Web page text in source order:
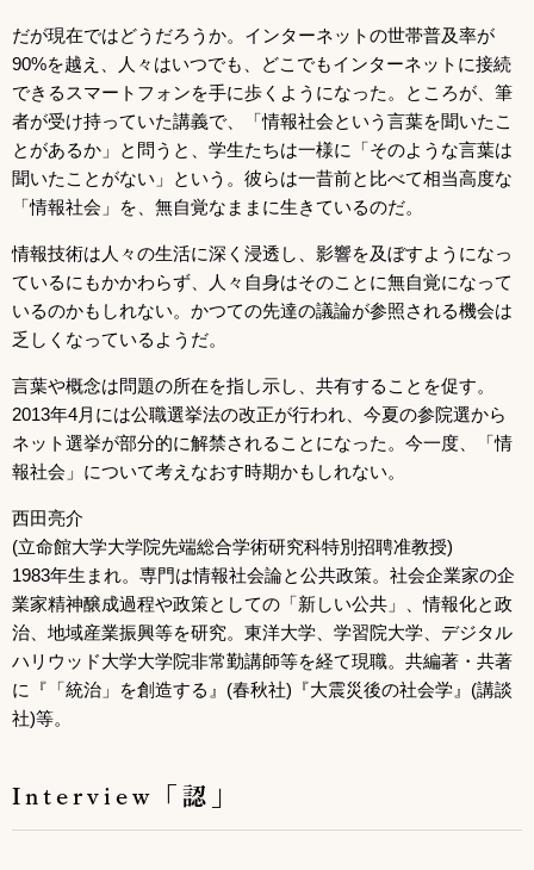
だが現在ではどうだろうか。インターネットの世帯普及率が
90%を越え、人々はいつでも、どこでもインターネットに接続
できるスマートフォンを手に歩くようになった。ところが、筆
者が受け持っていた講義で、「情報社会という言葉を聞いたこ
とがあるか」と問うと、学生たちは一様に「そのような言葉は
聞いたことがない」という。彼らは一昔前と比べて相当高度な
「情報社会」を、無自覚なままに生きているのだ。
情報技術は人々の生活に深く浸透し、影響を及ぼすようになっ
ているにもかかわらず、人々自身はそのことに無自覚になって
いるのかもしれない。かつての先達の議論が参照される機会は
乏しくなっているようだ。
言葉や概念は問題の所在を指し示し、共有することを促す。
2013年4月には公職選挙法の改正が行われ、今夏の参院選から
ネット選挙が部分的に解禁されることになった。今一度、「情
報社会」について考えなおす時期かもしれない。
西田亮介
(立命館大学大学院先端総合学術研究科特別招聘准教授)
1983年生まれ。専門は情報社会論と公共政策。社会企業家の企
業家精神醸成過程や政策としての「新しい公共」、情報化と政
治、地域産業振興等を研究。東洋大学、学習院大学、デジタル
ハリウッド大学大学院非常勤講師等を経て現職。共編著・共著
に『「統治」を創造する』(春秋社)『大震災後の社会学』(講談
社)等。
Interview「認」